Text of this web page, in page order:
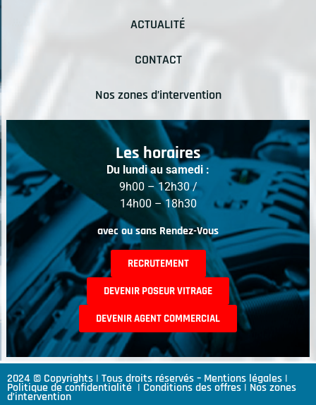
ACTUALITÉ
CONTACT
Nos zones d’intervention
Les horaires
Du lundi au samedi :
9h00 – 12h30 /
14h00 – 18h30
avec ou sans Rendez-Vous
RECRUTEMENT
DEVENIR POSEUR VITRAGE
DEVENIR AGENT COMMERCIAL
2024 © Copyrights | Tous droits réservés – Mentions légales |
Politique de confidentialité | Conditions des offres | Nos zones
d’intervention